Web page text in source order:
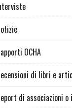
OCHA
di libri e
di associazioni